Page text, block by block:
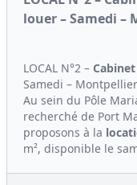
louer – Samedi
LOCAL N°2 – Cabinet
Samedi –
Au sein du Pôle
recherché de Port
proposons à la
m², disponible le